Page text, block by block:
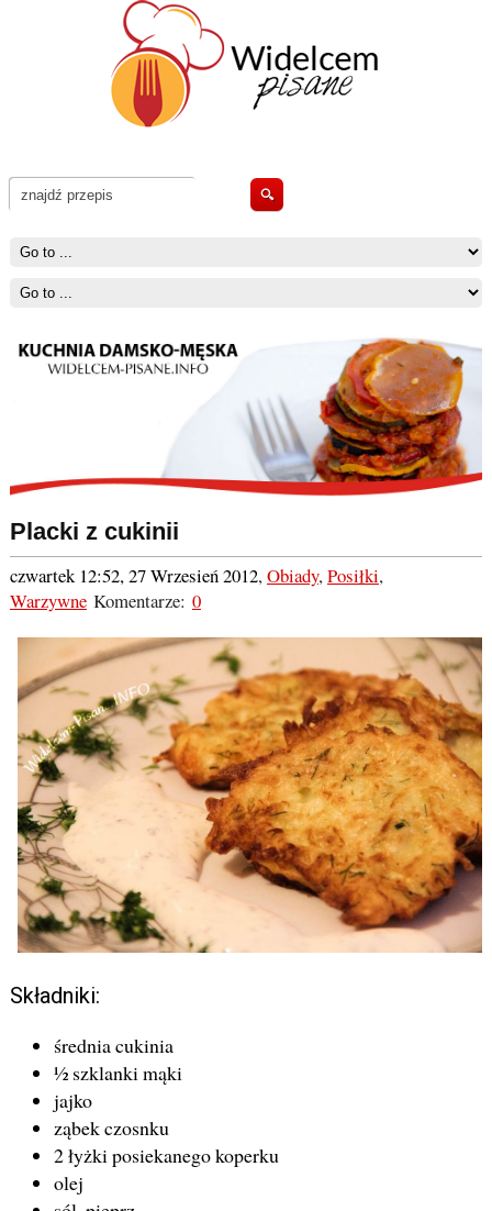
Placki z cukinii
czwartek 12:52, 27 Wrzesień 2012,Obiady,Posiłki,
WarzywneKomentarze: 0
Składniki:
średnia cukinia
½ szklanki mąki
jajko
ząbek czosnku
2 łyżki posiekanego koperku
olej